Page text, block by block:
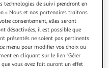
2 , Gauthier
technologies de suivi prendront en
« Nous et nos partenaires traitons
consentement, elles seront
désactivées, il est possible que
présentés ne soient pas pertinents
menu pour modifier vos choix ou
en cliquant sur le lien "Gérer
que vous avez fait auront un effet